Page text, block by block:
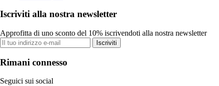
Iscriviti alla nostra newsletter
Approfitta di uno sconto del 10% iscrivendoti alla nostra newsletter
Iscriviti
Rimani connesso
Seguici sui social